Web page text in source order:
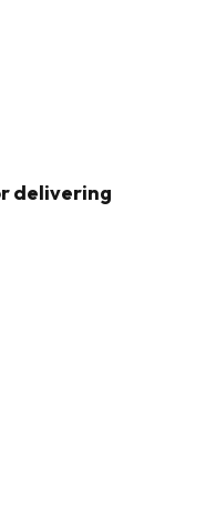
delivering